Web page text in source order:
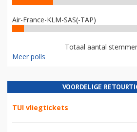
Air-France-KLM-SAS(-TAP)
Totaal aantal
Meer polls
VOORDELIGE
TUI vliegtickets